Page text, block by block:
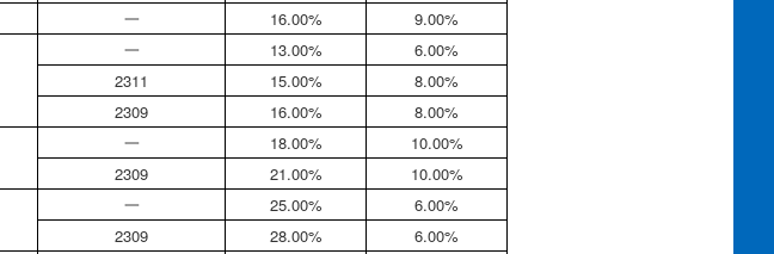
一 16.00% 9.00%
一 13.00%
6.00%
2311
15.00%
8.00%
2309
16.00% 8.00%
一 18.00%
10.00%
2309
21.00% 10.00%
一 25.00%
6.00%
2309
28.00% 6.00%